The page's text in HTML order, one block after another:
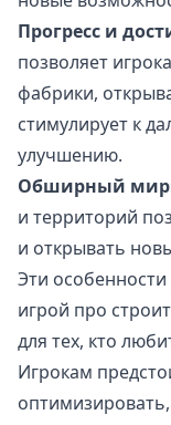
Прогресс и
позволяет
фабрики,
стимулирует к
улучшению.
Обширный
и территорий
и открывать
Эти
игрой про
для тех, кто
Игрокам